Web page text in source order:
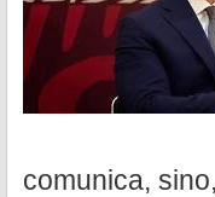
comunica,